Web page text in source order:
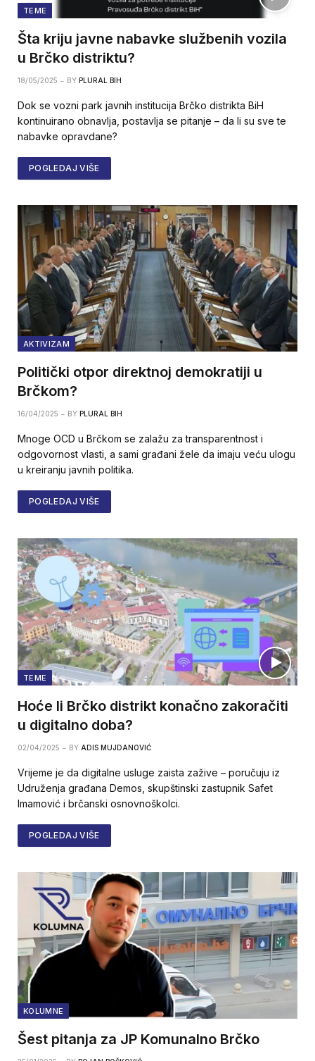
TEME
Šta kriju javne nabavke službenih vozila
u Brčko distriktu?
18/05/2025 BY PLURAL BIH
Dok se vozni park javnih institucija Brčko distrikta BiH
kontinuirano obnavlja, postavlja se pitanje – da li su sve te
nabavke opravdane?
POGLEDAJ VIŠE
AKTIVIZAM
Politički otpor direktnoj demokratiji u
Brčkom?
16/04/2025 BY PLURAL BIH
Mnoge OCD u Brčkom se zalažu za transparentnost i
odgovornost vlasti, a sami građani žele da imaju veću ulogu
u kreiranju javnih politika.
POGLEDAJ VIŠE
TEME
Hoće li Brčko distrikt konačno zakoračiti
u digitalno doba?
02/04/2025 BY ADIS MUJDANOVIĆ
Vrijeme je da digitalne usluge zaista zažive – poručuju iz
Udruženja građana Demos, skupštinski zastupnik Safet
Imamović i brčanski osnovnoškolci.
POGLEDAJ VIŠE
KOLUMNE
Šest pitanja za JP Komunalno Brčko